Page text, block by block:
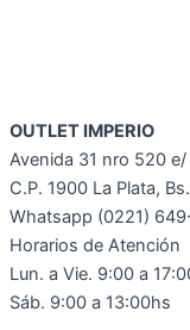
OUTLET IMPERIO
Avenida 31 nro 520
C.P. 1900 La Plata,
Whatsapp (0221)
Horarios de Atención
Lun. a Vie. 9:00 a
Sáb. 9:00 a 13:00hs